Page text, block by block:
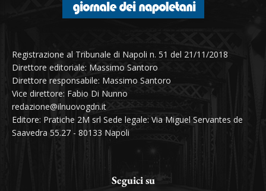
Registrazione al Tribunale di Napoli n. 51 del 21/11/2018
Direttore editoriale: Massimo Santoro
Direttore responsabile: Massimo Santoro
Vice direttore: Fabio Di Nunno
redazione@ilnuovogdn.it
Editore: Pratiche 2M srl Sede legale: Via Miguel Servantes de
Saavedra 55.27 - 80133 Napoli
Seguici su